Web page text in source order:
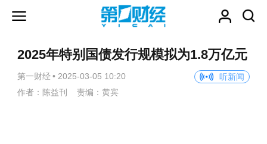
2025年特别国债发行规模拟为1.8万亿元
第一财经 • 2025-03-05 10:20
听新闻
作者：陈益刊 责编：黄宾